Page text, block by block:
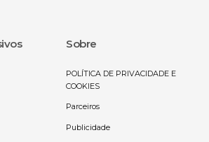
Sobre
POLÍTICA DE PRIVACIDADE E
COOKIES
Parceiros
Publicidade